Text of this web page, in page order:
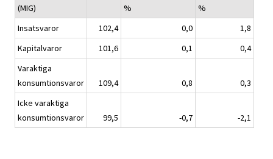
(MIG)
%
%
Insatsvaror
102,4 0,0
1,8
Kapitalvaror
101,6 0,1
0,4
Varaktiga
konsumtionsvaror
109,4 0,8
0,3
Icke varaktiga
konsumtionsvaror
99,5 -0,7 -2,1